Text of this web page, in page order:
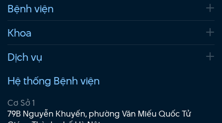
Bệnh viện
Khoa
Dịch vụ
Hệ thống Bệnh viện
Cơ Sở 1
79B Nguyễn Khuyến, phường Văn Miếu Quốc Tử